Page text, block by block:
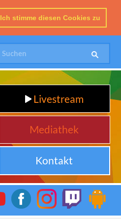
Ich stimme diesen Cookies zu
Livestream
Mediathek
Kontakt